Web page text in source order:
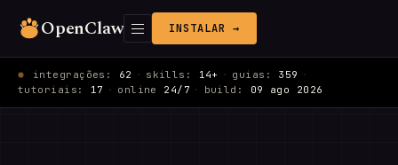
OpenClaw INSTALAR →
integrações: 62 · skills: 14+ · guias: 359 ·
tutoriais: 17 · online 24/7 · build: 09 ago 2026